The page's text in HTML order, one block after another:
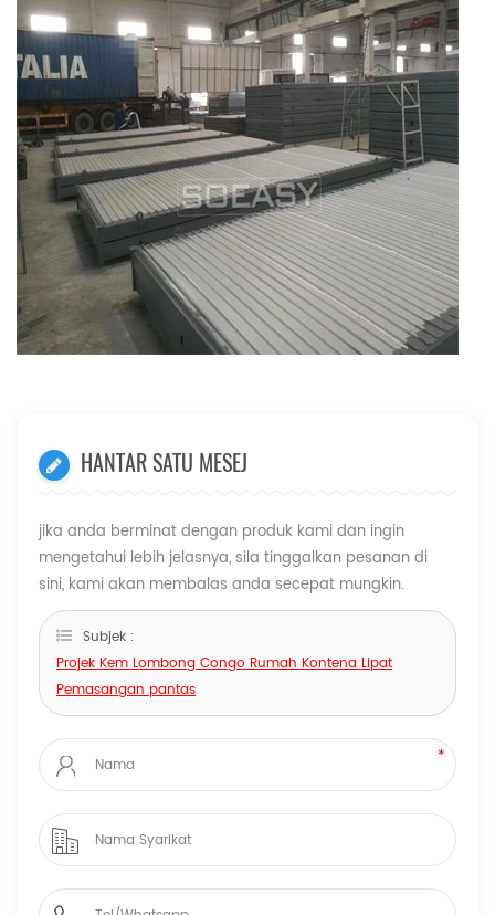
HANTAR SATU MESEJ
jika anda berminat dengan produk kami dan ingin
mengetahui lebih jelasnya, sila tinggalkan pesanan di
sini, kami akan membalas anda secepat mungkin.
Subjek :
Projek Kem Lombong Congo Rumah Kontena Lipat
Pemasangan pantas